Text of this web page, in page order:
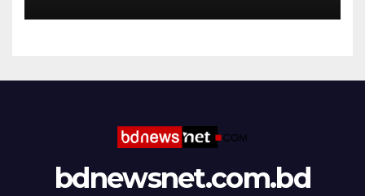
bdnewsnet.com.bd